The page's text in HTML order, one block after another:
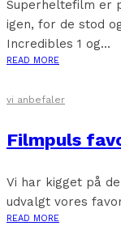
Superheltefilm er
igen, for de stod
Incredibles 1 og...
READ MORE
vi anbefaler
Filmpuls
Vi har kigget på
udvalgt vores
READ MORE